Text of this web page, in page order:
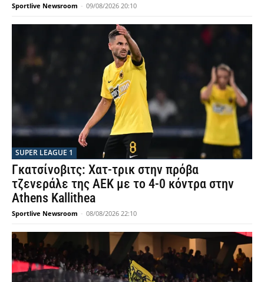
Sportlive Newsroom - 09/08/2026 20:10
SUPER LEAGUE 1
Γκατσίνοβιτς: Χατ-τρικ στην πρόβα
τζενεράλε της ΑΕΚ με το 4-0 κόντρα στην
Athens Kallithea
Sportlive Newsroom - 08/08/2026 22:10